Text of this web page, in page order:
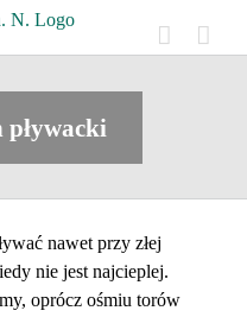
pływacki
nawet przy złej
nie jest najcieplej.
oprócz ośmiu torów